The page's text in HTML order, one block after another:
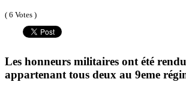
( 6 Votes )
Les honneurs militaires ont été
appartenant tous deux au 9eme